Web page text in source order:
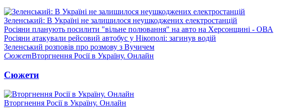
Зеленський: В Україні не залишилося неушкоджених електростанцій
Росіяни планують посилити "вільне полювання" на авто на Херсонщині - ОВА
Росіяни атакували рейсовий автобус у Нікополі: загинув водій
Зеленський розповів про розмову з Вучичем
СюжетВторгнення Росії в Україну. Онлайн
Сюжети
Вторгнення Росії в Україну. Онлайн